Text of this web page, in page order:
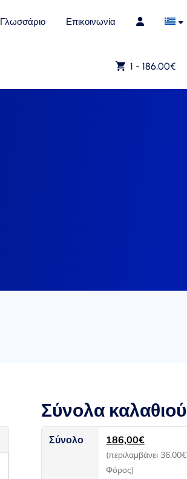
Γλωσσάριο Επικοινωνία
1 - 186,00€
Σύνολα καλαθιού
Σύνολο 186,00€
(περιλαμβάνει 36,00€
Φόρος)